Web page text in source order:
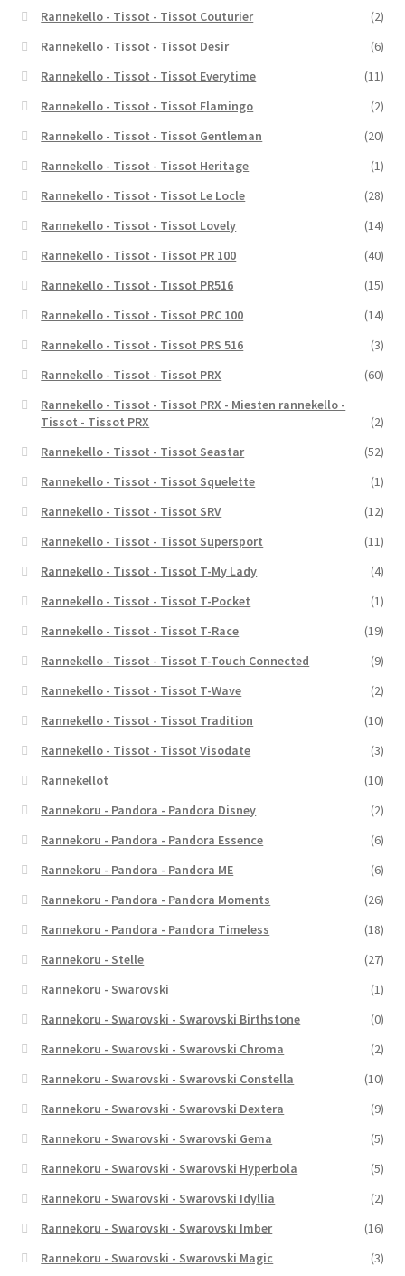
Rannekello - Tissot - Tissot Couturier
(2)
Rannekello - Tissot - Tissot Desir
(6)
Rannekello - Tissot - Tissot Everytime
(11)
Rannekello - Tissot - Tissot Flamingo
(2)
Rannekello - Tissot - Tissot Gentleman
(20)
Rannekello - Tissot - Tissot Heritage
(1)
Rannekello - Tissot - Tissot Le Locle
(28)
Rannekello - Tissot - Tissot Lovely
(14)
Rannekello - Tissot - Tissot PR 100
(40)
Rannekello - Tissot - Tissot PR516
(15)
Rannekello - Tissot - Tissot PRC 100
(14)
Rannekello - Tissot - Tissot PRS 516
(3)
Rannekello - Tissot - Tissot PRX
(60)
Rannekello - Tissot - Tissot PRX - Miesten rannekello -
Tissot - Tissot PRX
(2)
Rannekello - Tissot - Tissot Seastar
(52)
Rannekello - Tissot - Tissot Squelette
(1)
Rannekello - Tissot - Tissot SRV
(12)
Rannekello - Tissot - Tissot Supersport
(11)
Rannekello - Tissot - Tissot T-My Lady
(4)
Rannekello - Tissot - Tissot T-Pocket
(1)
Rannekello - Tissot - Tissot T-Race
(19)
Rannekello - Tissot - Tissot T-Touch Connected
(9)
Rannekello - Tissot - Tissot T-Wave
(2)
Rannekello - Tissot - Tissot Tradition
(10)
Rannekello - Tissot - Tissot Visodate
(3)
Rannekellot
(10)
Rannekoru - Pandora - Pandora Disney
(2)
Rannekoru - Pandora - Pandora Essence
(6)
Rannekoru - Pandora - Pandora ME
(6)
Rannekoru - Pandora - Pandora Moments
(26)
Rannekoru - Pandora - Pandora Timeless
(18)
Rannekoru - Stelle
(27)
Rannekoru - Swarovski
(1)
Rannekoru - Swarovski - Swarovski Birthstone
(0)
Rannekoru - Swarovski - Swarovski Chroma
(2)
Rannekoru - Swarovski - Swarovski Constella
(10)
Rannekoru - Swarovski - Swarovski Dextera
(9)
Rannekoru - Swarovski - Swarovski Gema
(5)
Rannekoru - Swarovski - Swarovski Hyperbola
(5)
Rannekoru - Swarovski - Swarovski Idyllia
(2)
Rannekoru - Swarovski - Swarovski Imber
(16)
Rannekoru - Swarovski - Swarovski Magic
(3)